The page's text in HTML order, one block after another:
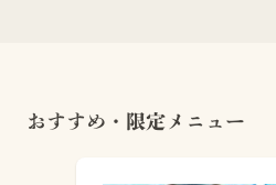
おすすめ・限定メニュー